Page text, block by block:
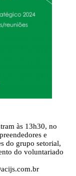
às 13h30, no
e
do grupo setorial,
do voluntariado